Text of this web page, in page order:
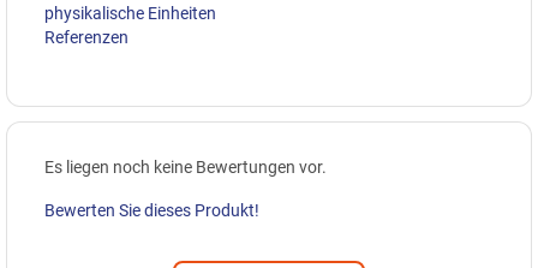
physikalische Einheiten
Referenzen
Es liegen noch keine Bewertungen vor.
Bewerten Sie dieses Produkt!